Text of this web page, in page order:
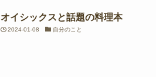
オイシックスと話題の料理本
2024-01-08 自分のこと